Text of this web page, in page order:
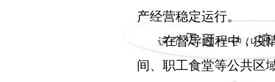
产经营稳定运行。
在督导过程中，疫
间、职工食堂等公共区